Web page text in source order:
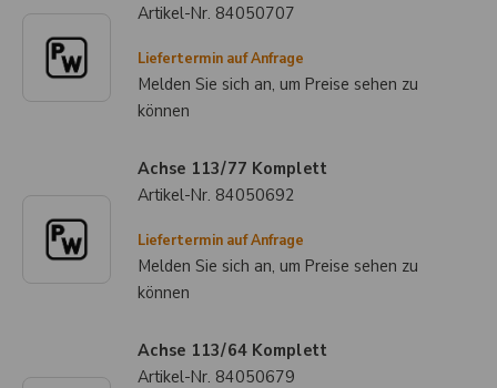
Artikel-Nr. 84050707
Liefertermin auf Anfrage
Melden Sie sich an, um Preise sehen zu
können
Achse 113/77 Komplett
Artikel-Nr. 84050692
Liefertermin auf Anfrage
Melden Sie sich an, um Preise sehen zu
können
Achse 113/64 Komplett
Artikel-Nr. 84050679